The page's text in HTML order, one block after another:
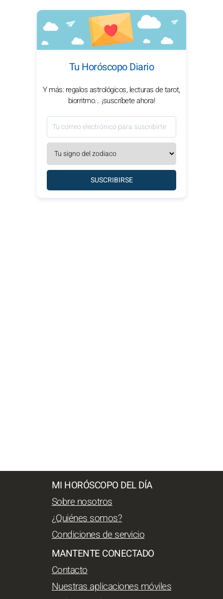
Tu Horóscopo Diario
Y más: regalos astrológicos, lecturas de tarot,
biorritmo... ¡suscríbete ahora!
SUSCRIBIRSE
MI HORÓSCOPO DEL DÍA
Sobre nosotros
¿Quiénes somos?
Condiciones de servicio
MANTENTE CONECTADO
Contacto
Nuestras aplicaciones móviles